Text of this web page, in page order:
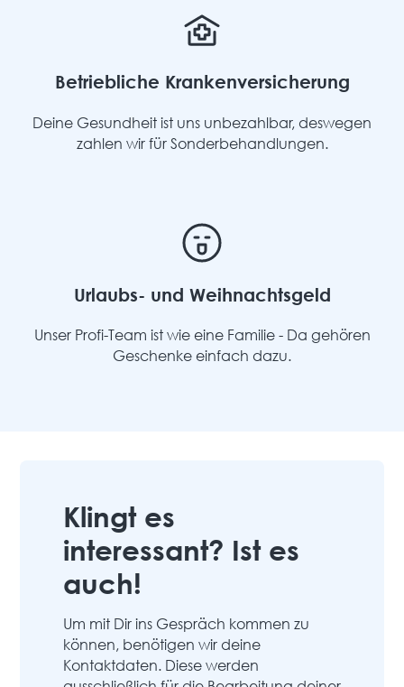
Betriebliche Krankenversicherung
Deine Gesundheit ist uns unbezahlbar, deswegen
zahlen wir für Sonderbehandlungen.
Urlaubs- und Weihnachtsgeld
Unser Profi-Team ist wie eine Familie - Da gehören
Geschenke einfach dazu.
Klingt es
interessant? Ist es
auch!
Um mit Dir ins Gespräch kommen zu
können, benötigen wir deine
Kontaktdaten. Diese werden